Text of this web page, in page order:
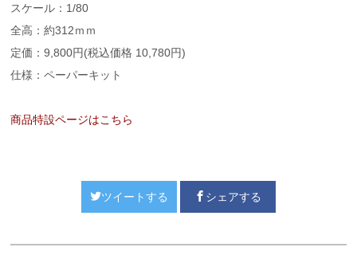
スケール：1/80
全高：約312ｍｍ
定価：9,800円(税込価格 10,780円)
仕様：ペーパーキット
商品特設ページはこちら
ツイートする シェアする